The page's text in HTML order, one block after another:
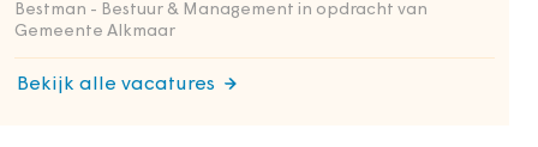
Bestman - Bestuur & Management in opdracht van
Gemeente Alkmaar
Bekijk alle vacatures